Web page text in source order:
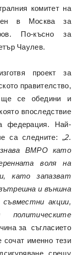
комитет на
в Москва за
По-късно за
Чаулев.
проект за
правителство,
ще се обедини и
впоследствие
федерация. Най-
са следните: „2.
ВМРО като
воля на
като запазват
и външна
акции,
за съгласието
сочат именно тези
срещу